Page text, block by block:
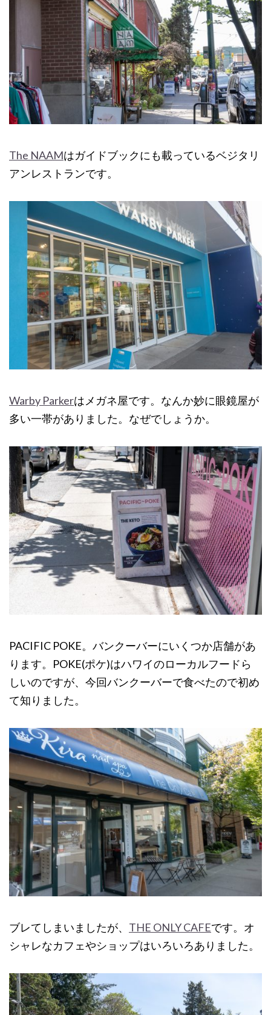
The NAAMはガイドブックにも載っているベジタリ
アンレストランです。
Warby Parkerはメガネ屋です。なんか妙に眼鏡屋が
多い一帯がありました。なぜでしょうか。
PACIFIC POKE。バンクーバーにいくつか店舗があ
ります。POKE(ポケ)はハワイのローカルフードら
しいのですが、今回バンクーバーで食べたので初め
て知りました。
ブレてしまいましたが、 THE ONLY CAFEです。オ
シャレなカフェやショップはいろいろありました。